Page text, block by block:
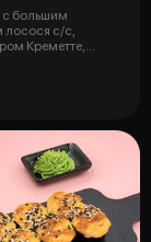
с большим
лосося с/с,
Креметте,